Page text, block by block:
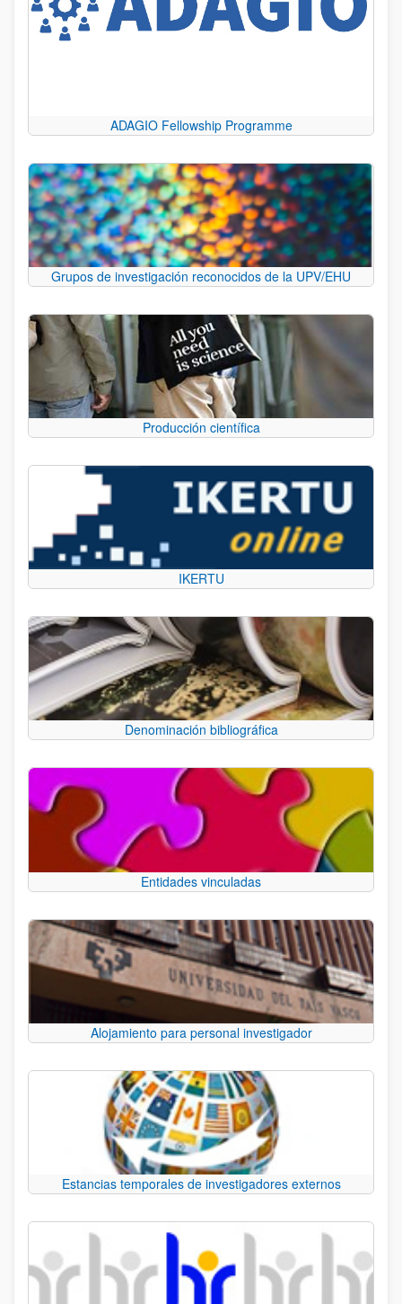
ADAGIO Fellowship Programme
Grupos de investigación reconocidos de la UPV/EHU
Producción científica
IKERTU
Denominación bibliográfica
Entidades vinculadas
Alojamiento para personal investigador
Estancias temporales de investigadores externos